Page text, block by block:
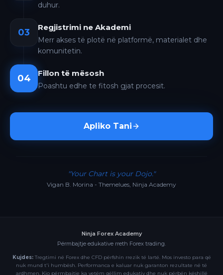
duhur.
03 Regjistrimi ne Akademi
Merr akses të plotë në platformë, materialet dhe
komunitetin.
04 Fillon të mësosh
Poashtu edhe te fitosh gjat procesit.
Apliko Tani
"Your Chart is your Dojo."
Vigan B. Morina - Themelues, Ninja Academy
Ninja Forex Academy
Përmbajtje edukative rreth Forex trading.
Kujdes:Tregtimi në Forex dhe CFD përfshin rrezik të lartë. Mos investo para që
nuk mund t'i humbësh. Performanca e kaluar nuk garanton rezultate në të
ardhmen. Kjo përmbajtje ka vetëm qëllim edukativ dhe nuk përbën këshillë